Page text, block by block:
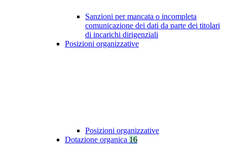
Sanzioni per mancata o incompleta
comunicazione dei dati da parte dei titolari
di incarichi dirigenziali
Posizioni organizzative
Posizioni organizzative
Dotazione organica 16